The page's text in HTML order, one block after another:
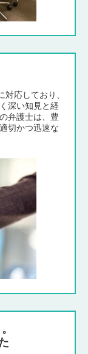
応しており、
深い知見と経
弁護士は、豊
切かつ迅速な